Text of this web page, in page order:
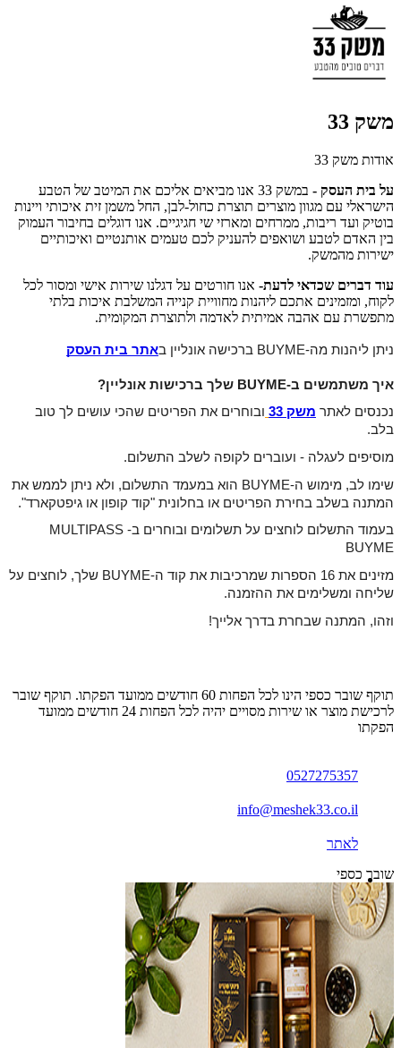
משק 33
אודות משק 33
על בית העסק -
במשק 33 אנו מביאים אליכם את המיטב של הטבע
הישראלי עם מגוון מוצרים תוצרת כחול-לבן, החל משמן זית איכותי ויינות
בוטיק ועד ריבות, ממרחים ומארזי שי חגיגיים. אנו דוגלים בחיבור העמוק
בין האדם לטבע ושואפים להעניק לכם טעמים אותנטיים ואיכותיים
ישירות מהמשק.
עוד דברים שכדאי לדעת- אנו חורטים על דגלנו שירות אישי ומסור לכל
לקוח, ומזמינים אתכם ליהנות מחוויית קנייה המשלבת איכות בלתי
מתפשרת עם אהבה אמיתית לאדמה ולתוצרת המקומית.
ניתן ליהנות מה-BUYME ברכישה אונליין ב אתר בית העסק
איך משתמשים ב-BUYME שלך ברכישות אונליין?
נכנסים לאתר משק 33
בלב.
מוסיפים לעגלה - ועוברים לקופה לשלב התשלום.
המתנה בשלב בחירת הפריטים או בחלונית "קוד קופון או גיפטקארד".
בעמוד התשלום לוחצים על תשלומים ובוחרים בMULTIPASS -
BUYME
שליחה ומשלימים את ההזמנה.
וזהו, המתנה שבחרת בדרך אלייך!
תוקף שובר כספי הינו לכל הפחות 60 חודשים ממועד הפקתו. תוקף שובר
לרכישת מוצר או שירות מסויים יהיה לכל הפחות 24 חודשים ממועד
הפקתו
0527275357
info@meshek33.co.il
לאתר
שובר כספי